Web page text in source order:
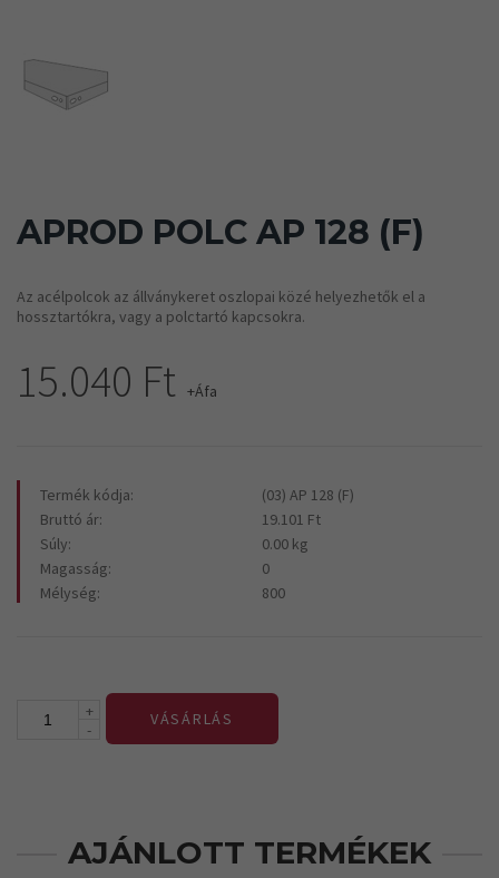
APROD POLC AP 128 (F)
Az acélpolcok az állványkeret oszlopai közé helyezhetők el a
hossztartókra, vagy a polctartó kapcsokra.
15.040 Ft +Áfa
Termék kódja:
(03) AP 128 (F)
Bruttó ár:
19.101 Ft
Súly:
0.00 kg
Magasság:
0
Mélység:
800
+
-
VÁSÁRLÁS
AJÁNLOTT TERMÉKEK